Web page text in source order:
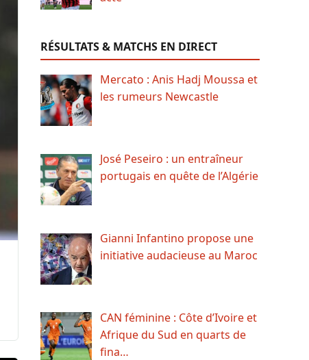
RÉSULTATS & MATCHS EN DIRECT
Mercato : Anis Hadj Moussa et
les rumeurs Newcastle
José Peseiro : un entraîneur
portugais en quête de l’Algérie
Gianni Infantino propose une
initiative audacieuse au Maroc
CAN féminine : Côte d’Ivoire et
Afrique du Sud en quarts de
fina…